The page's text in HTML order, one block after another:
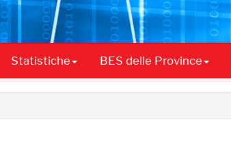
Statistiche BES delle Province